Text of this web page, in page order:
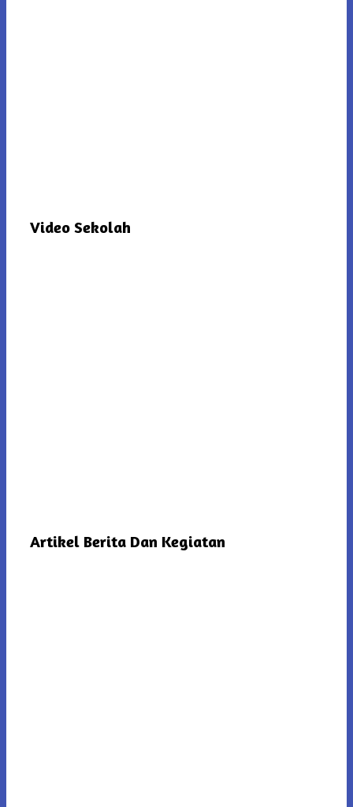
Video Sekolah
Artikel Berita Dan Kegiatan